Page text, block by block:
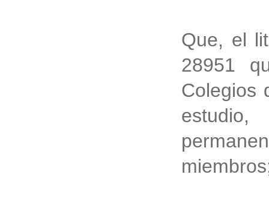
Que, el
28951
Colegios